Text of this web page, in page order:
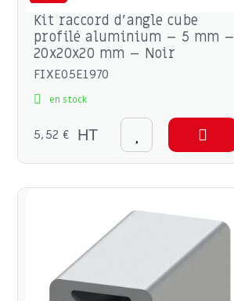
Kit raccord d’angle cube
profilé aluminium – 5 mm –
20x20x20 mm – Noir
FIXE05E1970
en stock
5,52 € HT